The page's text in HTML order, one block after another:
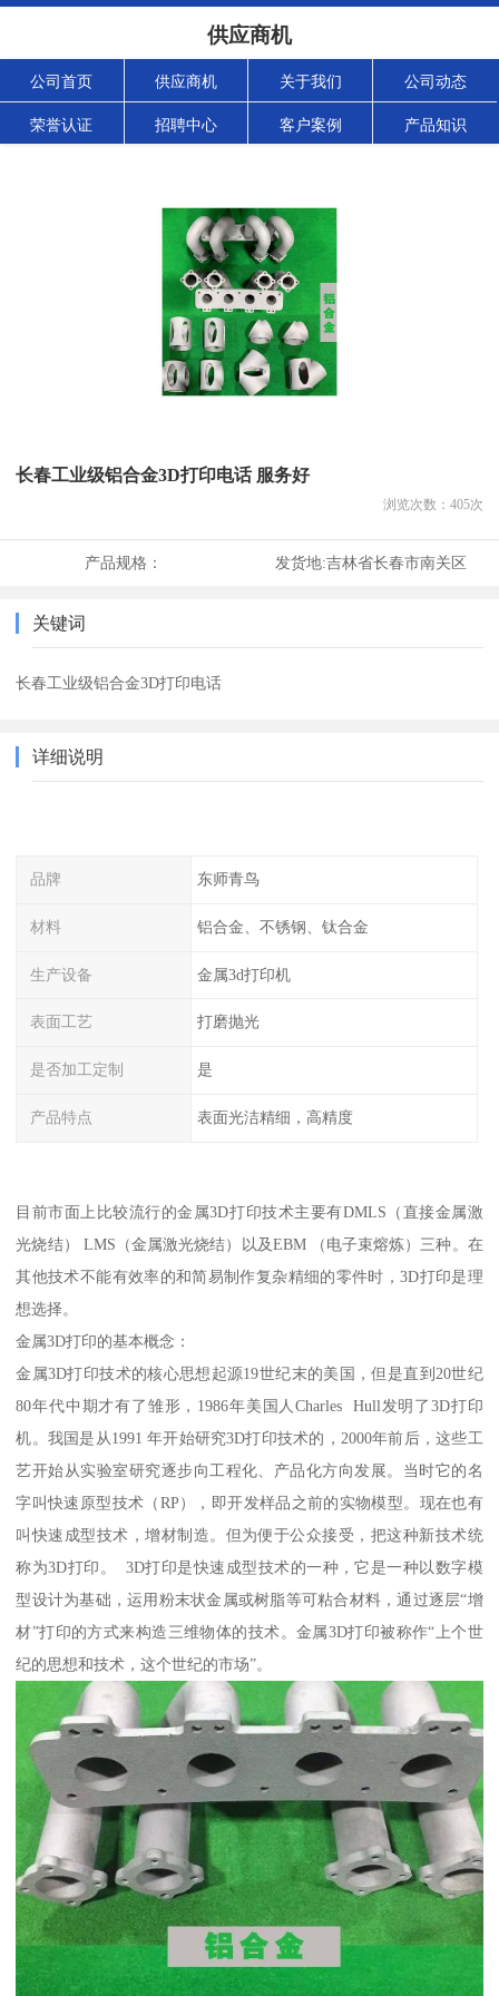
供应商机
公司首页 供应商机 关于我们 公司动态
荣誉认证 招聘中心 客户案例 产品知识
长春工业级铝合金3D打印电话 服务好
浏览次数： 405次
产品规格： 发货地:吉林省长春市南关区
关键词
长春工业级铝合金3D打印电话
详细说明
品牌 东师青鸟
材料 铝合金、不锈钢、钛合金
生产设备 金属3d打印机
表面工艺 打磨抛光
是否加工定制 是
产品特点 表面光洁精细，高精度
目前市面上比较流行的金属3D打印技术主要有DMLS（直接金属激
光烧结） LMS（金属激光烧结）以及EBM （电子束熔炼）三种。在
其他技术不能有效率的和简易制作复杂精细的零件时，3D打印是理
想选择。
金属3D打印的基本概念：
金属3D打印技术的核心思想起源19世纪末的美国，但是直到20世纪
80年代中期才有了雏形，1986年美国人Charles Hull发明了3D打印
机。我国是从1991 年开始研究3D打印技术的，2000年前后，这些工
艺开始从实验室研究逐步向工程化、产品化方向发展。当时它的名
字叫快速原型技术（RP），即开发样品之前的实物模型。现在也有
叫快速成型技术，增材制造。但为便于公众接受，把这种新技术统
称为3D打印。 3D打印是快速成型技术的一种，它是一种以数字模
型设计为基础，运用粉末状金属或树脂等可粘合材料，通过逐层“增
材”打印的方式来构造三维物体的技术。金属3D打印被称作“上个世
纪的思想和技术，这个世纪的市场”。